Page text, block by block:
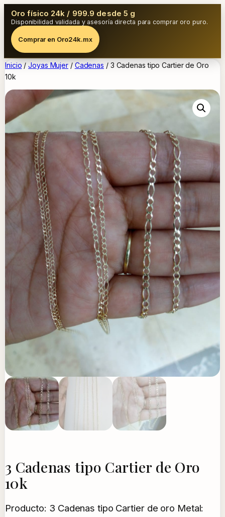
Oro físico 24k / 999.9 desde 5 g
Disponibilidad validada y asesoría directa para comprar oro puro.
Comprar en Oro24k.mx
Inicio /Joyas Mujer / Cadenas / 3 Cadenas tipo Cartier de Oro
10k
3 Cadenas tipo Cartier de Oro
10k
Producto: 3 Cadenas tipo Cartier de oro Metal: